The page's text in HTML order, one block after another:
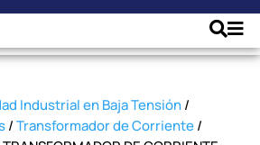
Industrial en Baja Tensión/
/Transformador de Corriente/